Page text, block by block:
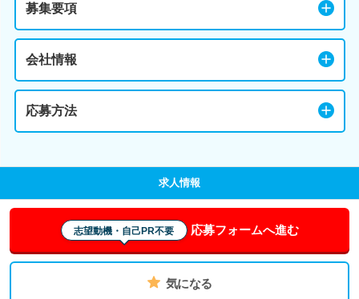
募集要項
会社情報
応募方法
求人情報
志望動機・自己PR不要 応募フォームへ進む
気になる